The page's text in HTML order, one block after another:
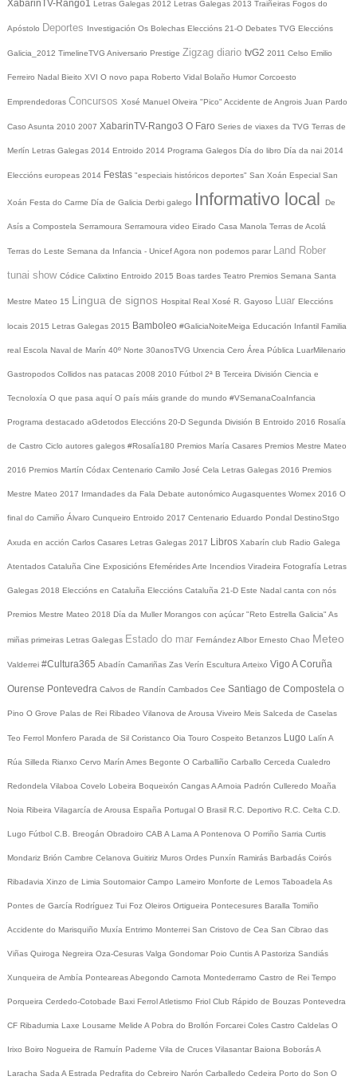
XabarinTV-Rango1 Letras Galegas 2012 Letras Galegas 2013 Traiñeiras Fogos do
Apóstolo Deportes Investigación Os Bolechas Eleccións 21-O Debates TVG Eleccións
Galicia_2012 TimelineTVG Aniversario Prestige Zigzag diario tvG2 2011 Celso Emilio
Ferreiro Nadal Bieito XVI O novo papa Roberto Vidal Bolaño Humor Corcoesto
Emprendedoras Concursos Xosé Manuel Olveira "Pico" Accidente de Angrois Juan Pardo
Caso Asunta 2010 2007 XabarinTV-Rango3 O Faro Series de viaxes da TVG Terras de
Merlín Letras Galegas 2014 Entroido 2014 Programa Galegos Día do libro Día da nai 2014
Eleccións europeas 2014 Festas "especiais históricos deportes" San Xoán Especial San
Xoán Festa do Carme Día de Galicia Derbi galego Informativo local De
Asís a Compostela Serramoura Serramoura video Eirado Casa Manola Terras de Acolá
Terras do Leste Semana da Infancia - UnicefAgora non podemos parar Land Rober
tunai show Códice Calixtino Entroido 2015 Boas tardes Teatro Premios Semana Santa
Mestre Mateo 15 Lingua de signos Hospital Real Xosé R. Gayoso Luar Eleccións
locais 2015 Letras Galegas 2015 Bamboleo #GaliciaNoiteMeiga Educación Infantil Familia
real Escola Naval de Marín 40º Norte 30anosTVG Urxencia Cero Área Pública LuarMilenario
Gastropodos Collidos nas patacas 2008 2010 Fútbol 2ª B Terceira División Ciencia e
Tecnoloxía O que pasa aquí O país máis grande do mundo #VSemanaCoaInfancia
Programa destacado aGdetodos Eleccións 20-D Segunda División B Entroido 2016 Rosalía
de Castro Ciclo autores galegos #Rosalía180 Premios María Casares Premios Mestre Mateo
2016 Premios Martín Códax Centenario Camilo José Cela Letras Galegas 2016 Premios
Mestre Mateo 2017 Irmandades da Fala Debate autonómico Augasquentes Womex 2016 O
final do Camiño Álvaro Cunqueiro Entroido 2017 Centenario Eduardo Pondal DestinoStgo
Axuda en acción Carlos Casares Letras Galegas 2017 Libros Xabarín club Radio Galega
Atentados Cataluña Cine Exposicións EfeméridesArte Incendios Viradeira Fotografía Letras
Galegas 2018 Eleccións en Cataluña Eleccións Cataluña 21-D Este Nadal canta con nós
Premios Mestre Mateo 2018 Día da Muller Morangos con açúcar "Reto Estrella Galicia" As
miñas primeiras Letras Galegas Estado do mar Fernández Albor Ernesto Chao Meteo
Valderrei #Cultura365 Abadín Camariñas Zas Verín Escultura Arteixo Vigo A Coruña
Ourense Pontevedra Calvos de Randín Cambados Cee Santiago de Compostela O
Pino O Grove Palas de Rei Ribadeo Vilanova de Arousa Viveiro Meis Salceda de Caselas
Teo Ferrol Monfero Parada de Sil Coristanco Oia Touro Cospeito Betanzos Lugo Lalín A
Rúa Silleda Rianxo Cervo Marín Ames Begonte O Carballiño Carballo Cerceda Cualedro
Redondela Vilaboa Covelo Lobeira Boqueixón CangasA Arnoia Padrón Culleredo Moaña
Noia Ribeira Vilagarcía de Arousa España Portugal O Brasil R.C. Deportivo R.C. Celta C.D.
Lugo Fútbol C.B. Breogán Obradoiro CAB A Lama A Pontenova O Porriño Sarria Curtis
Mondariz Brión Cambre Celanova Guitiriz Muros Ordes Punxín Ramirás Barbadás Coirós
Ribadavia Xinzo de Limia Soutomaior Campo Lameiro Monforte de Lemos Taboadela As
Pontes de García Rodríguez Tui Foz Oleiros Ortigueira Pontecesures Baralla Tomiño
Accidente do Marisquiño Muxía Entrimo Monterrei San Cristovo de Cea San Cibrao das
Viñas Quiroga Negreira Oza-Cesuras Valga Gondomar Poio CuntisA Pastoriza Sandiás
Xunqueira de Ambía PonteareasAbegondo Carnota Montederramo Castro de Rei Tempo
Porqueira Cerdedo-Cotobade Baxi FerrolAtletismo Friol Club Rápido de Bouzas Pontevedra
CF Ribadumia Laxe Lousame Melide A Pobra do Brollón Forcarei Coles Castro Caldelas O
Irixo Boiro Nogueira de Ramuín Paderne Vila de Cruces Vilasantar Baiona BoborásA
Laracha Sada A Estrada Pedrafita do Cebreiro Narón Carballedo Cedeira Porto do Son O